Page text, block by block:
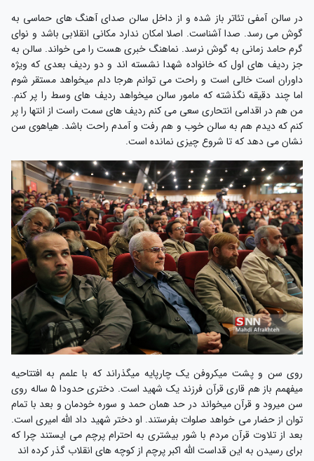
در سالن آمفی تئاتر باز شده و از داخل سالن صدای آهنگ های حماسی به
گوش می رسد. صدا آشناست. اصلا امکان ندارد مکانی انقلابی باشد و نوای
گرم حامد زمانی به گوش نرسد. نماهنگ خبری هست را می خواند. سالن به
جز ردیف های اول که خانواده شهدا نشسته اند و دو ردیف بعدی که ویژه
داوران است خالی است و راحت می توانم هرجا دلم میخواهد مستقر شوم
اما چند دقیقه نگذشته که مامور سالن میخواهد ردیف های وسط را پر کنم.
من هم در اقدامی انتحاری سعی می کنم ردیف های سمت راست از انتها را پر
کنم که دیدم هم به سالن خوب و هم رفت و آمدم راحت باشد. هیاهوی سن
نشان می دهد که تا شروع چیزی نمانده است.
روی سن و پشت میکروفن یک چارپایه میگذراند که با علمم به افتتاحیه
میفهمم باز هم قاری قرآن فرزند یک شهید است. دختری حدودا ۵ ساله روی
سن میرود و قرآن میخواند در حد همان حمد و سوره خودمان و بعد با تمام
توان از حضار می خواهد صلوات بفرستند. او دختر شهید داد الله امیری است.
بعد از تلاوت قرآن مردم با شور بیشتری به احترام پرچم می ایستند چرا که
برای رسیدن به این قداست الله اکبر پرچم از کوچه های انقلاب گذر کرده اند